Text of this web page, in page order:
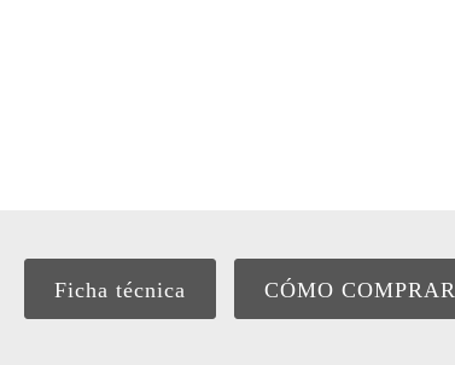
Ficha técnica CÓMO COMPRAR